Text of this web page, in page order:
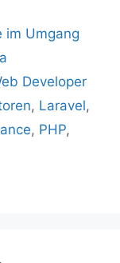
im Umgang
Developer
, Laravel,
, PHP,